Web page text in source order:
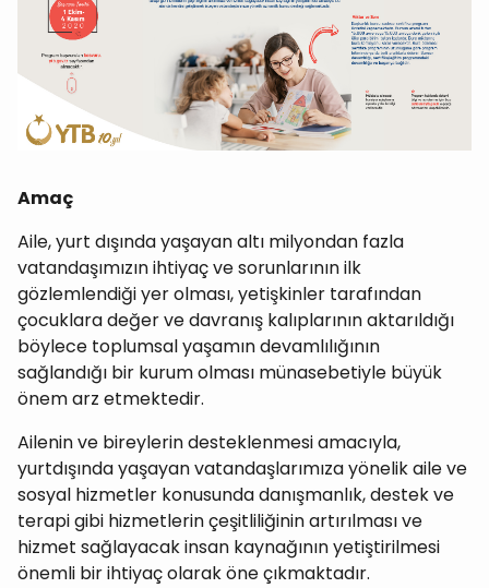
Amaç
Aile, yurt dışında yaşayan altı milyondan fazla
vatandaşımızın ihtiyaç ve sorunlarının ilk
gözlemlendiği yer olması, yetişkinler tarafından
çocuklara değer ve davranış kalıplarının aktarıldığı
böylece toplumsal yaşamın devamlılığının
sağlandığı bir kurum olması münasebetiyle büyük
önem arz etmektedir.
Ailenin ve bireylerin desteklenmesi amacıyla,
yurtdışında yaşayan vatandaşlarımıza yönelik aile ve
sosyal hizmetler konusunda danışmanlık, destek ve
terapi gibi hizmetlerin çeşitliliğinin artırılması ve
hizmet sağlayacak insan kaynağının yetiştirilmesi
önemli bir ihtiyaç olarak öne çıkmaktadır.